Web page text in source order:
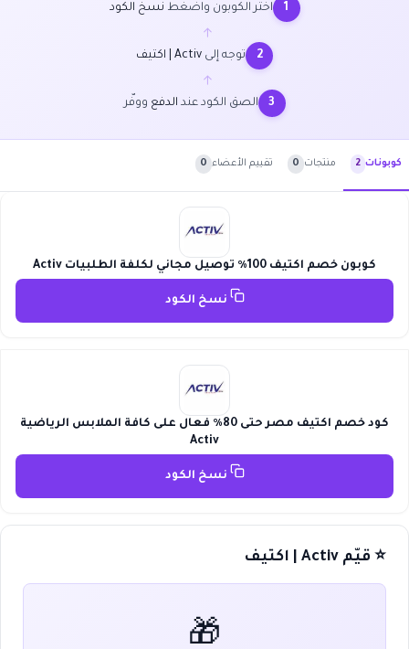
1 اختر الكوبون واضغط نسخ الكود
←
2 توجه إلى Activ | اكتيف
←
3 الصق الكود عند الدفع ووفّر
كوبونات 2 منتجات 0 تقييم الأعضاء 0
كوبون خصم اكتيف 100٪ توصيل مجاني لكلفة الطلبيات Activ
نسخ الكود
كود خصم اكتيف مصر حتى 80٪ فعال على كافة الملابس الرياضية
Activ
نسخ الكود
⭐ قيّم Activ | اكتيف
🎁